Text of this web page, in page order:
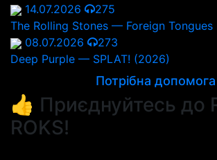
14.07.2026
275
The Rolling Stones — Foreign Tongues
08.07.2026
273
Deep Purple — SPLAT! (2026)
Потрібна допомога
👍 Приєднуйтесь до
ROKS!